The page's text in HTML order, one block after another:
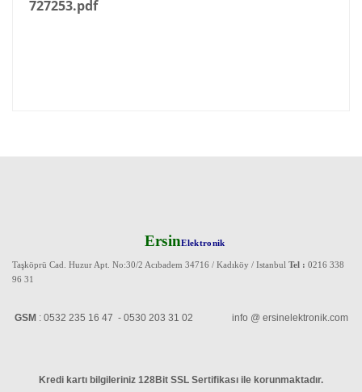
727253.pdf
ErsinElektronik
Taşköprü Cad. Huzur Apt. No:30/2 Acıbadem 34716 / Kadıköy / Istanbul Tel : 0216 338
96 31
GSM : 0532 235 16 47 - 0530 203 31 02 info @ ersinelektronik.com
Kredi kartı bilgileriniz 128Bit SSL Sertifikası ile korunmaktadır.